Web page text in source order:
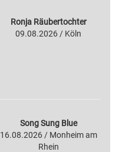
Ronja Räubertochter
09.08.2026 / Köln
Song Sung Blue
16.08.2026 / Monheim am
Rhein